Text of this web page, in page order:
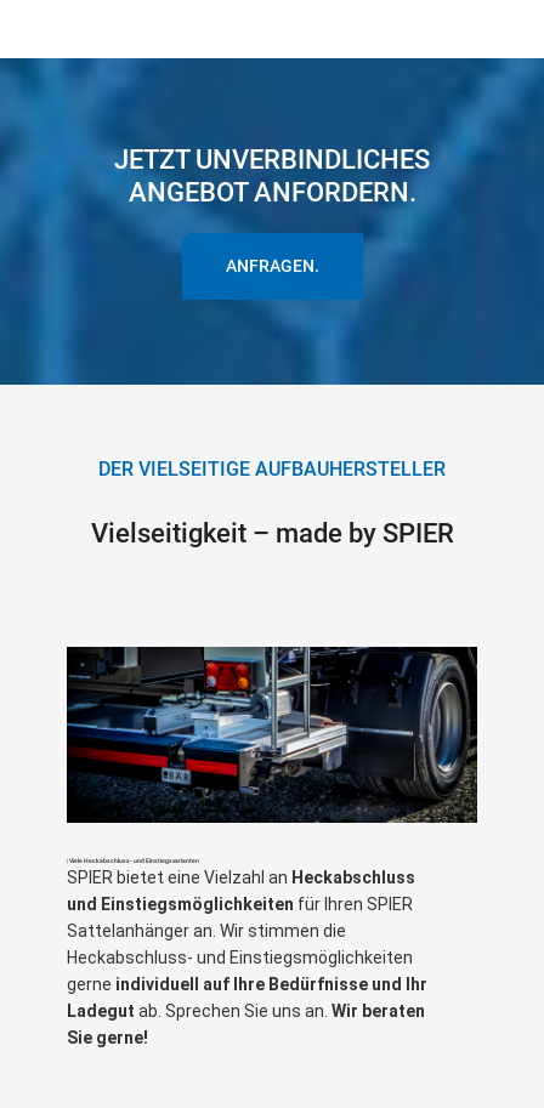
JETZT UNVERBINDLICHES
ANGEBOT ANFORDERN.
ANFRAGEN.
DER VIELSEITIGE AUFBAUHERSTELLER
Vielseitigkeit – made by SPIER
|Viele Heckabschluss- und Einstiegsvarianten
SPIER bietet eine Vielzahl an Heckabschluss
und Einstiegsmöglichkeiten für Ihren SPIER
Sattelanhänger an. Wir stimmen die
Heckabschluss- und Einstiegsmöglichkeiten
gerne individuell auf Ihre Bedürfnisse und Ihr
Ladegut ab. Sprechen Sie uns an. Wir beraten
Sie gerne!